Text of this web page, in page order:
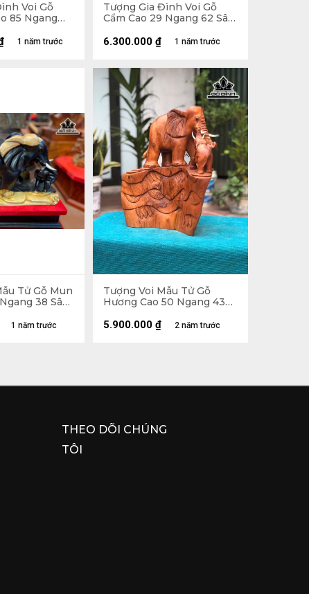
Voi Gỗ
85 Ngang
1 năm trước
Tượng Gia Đình Voi Gỗ
Cẩm Cao 29 Ngang 62 Sâu
1 năm trước
6.300.000 ₫
Tử Gỗ Mun
38 Sâu
1 năm trước
Tượng Voi Mẫu Tử Gỗ
Hương Cao 50 Ngang 43
2 năm trước
5.900.000 ₫
THEO DÕI CHÚNG
TÔI